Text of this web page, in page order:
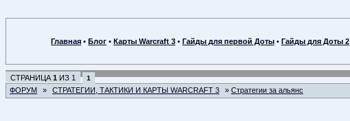
Главная • Блог • Карты Warcraft 3 • Гайды для первой Доты • Гайды для Доты 2
СТРАНИЦА 1 ИЗ 1 1
ФОРУМ » СТРАТЕГИИ, ТАКТИКИ И КАРТЫ WARCRAFT 3 » Стратегии за альянс